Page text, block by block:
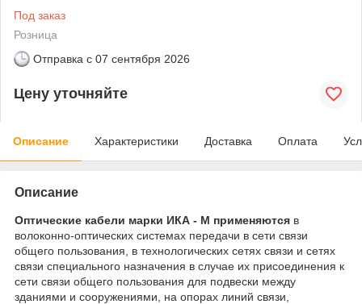
Под заказ
Розница
Отправка с 07 сентября 2026
Цену уточняйте
Описание Характеристики Доставка Оплата
Описание
Оптические кабели марки ИКА - М применяются в
волоконно-оптических системах передачи в сети связи
общего пользования, в технологических сетях связи и сетях
связи специального назначения в случае их присоединения к
сети связи общего пользования для подвески между
зданиями и сооружениями, на опорах линий связи,